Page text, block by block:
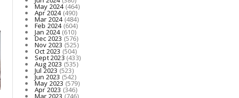
May 2024(464)
Apr 2024(490)
Mar 2024(484)
Feb 2024(604)
Jan 2024(610)
Dec 2023(576)
Nov 2023 (525)
Oct 2023 (504)
Sept 2023 (433)
Aug 2023 (535)
Jul 2023 (523)
Jun 2023(542)
May 2023(579)
Apr 2023 (346)
Mar 2023 (746)